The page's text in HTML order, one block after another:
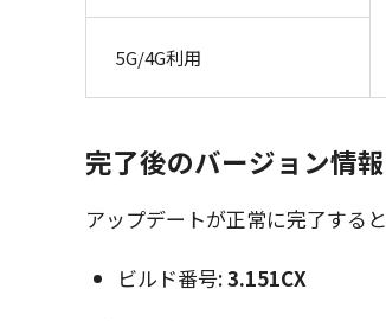
5G/4G利用
完了後のバージョン情報
アップデートが正常に完了すると
ビルド番号:3.151CX